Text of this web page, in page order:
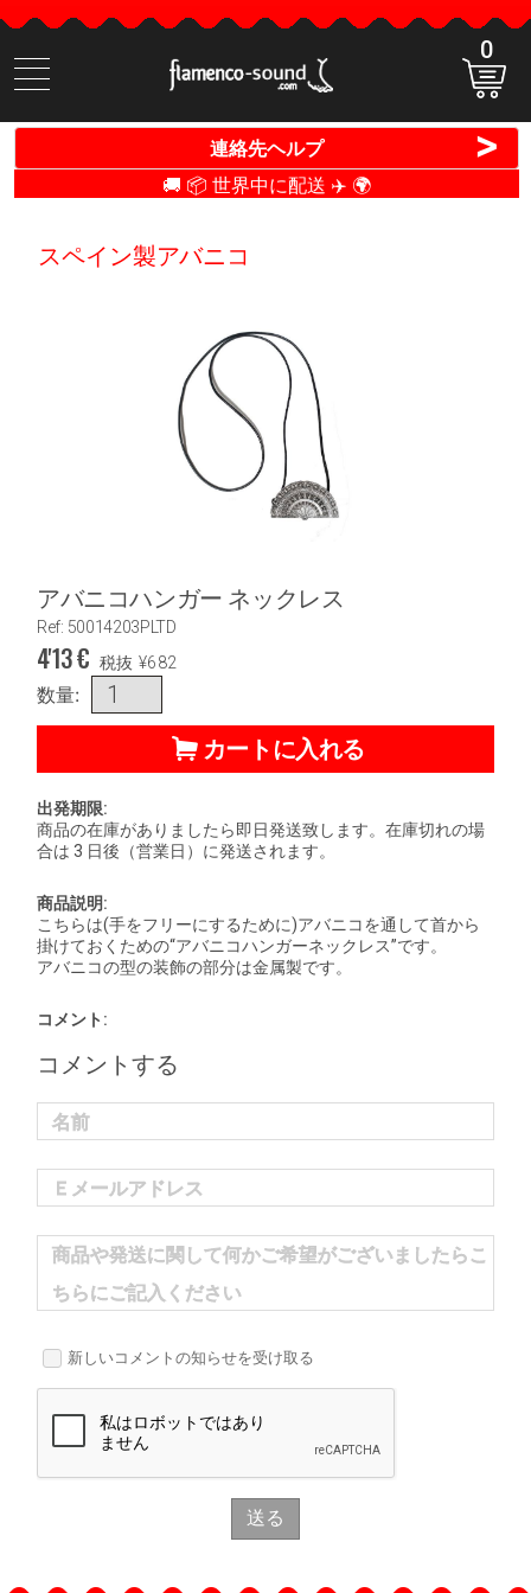
商
品
検
0
連絡先ヘルプ >
🚚 📦 世界中に配送 ✈️ 🌍
スペイン製アバニコ
アバニコハンガー ネックレス
Ref: 50014203PLTD
4'13€ 税抜 ¥682
数量:
カートに入れる
出発期限:
商品の在庫がありましたら即日発送致します。在庫切れの場
合は 3 日後（営業日）に発送されます。
商品説明:
こちらは(手をフリーにするために)アバニコを通して首から
掛けておくための“アバニコハンガーネックレス”です。
アバニコの型の装飾の部分は金属製です。
コメント:
コメントする
名前
Ｅメールアドレス
商品や発送に関して何かご希望がございましたらこ
ちらにご記入ください
新しいコメントの知らせを受け取る
送る